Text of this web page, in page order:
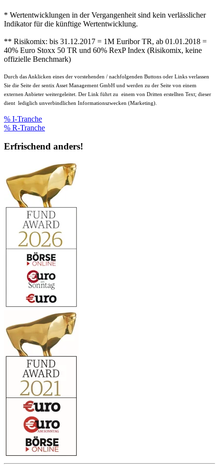
* Wertentwicklungen in der Vergangenheit sind kein verlässlicher
Indikator für die künftige Wertentwicklung.
** Risikomix: bis 31.12.2017 = 1M Euribor TR, ab 01.01.2018 =
40% Euro Stoxx 50 TR und 60% RexP Index (Risikomix, keine
offizielle Benchmark)
Durch das Anklicken eines der vorstehenden / nachfolgenden Buttons oder Links verlassen
Sie die Seite der sentix Asset Management GmbH und werden zu der Seite von einem
externen Anbieter weitergeleitet. Der Link führt zu einem von Dritten erstellten Text; dieser
dient lediglich unverbindlichen Informationszwecken (Marketing).
% I-Tranche
% R-Tranche
Erfrischend anders!